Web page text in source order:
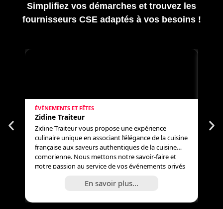
Simplifiez vos démarches et trouvez les
fournisseurs CSE adaptés à vos besoins !
ÉVÉNEMENTS ET FÊTES
Zidine Traiteur
Zidine Traiteur vous propose une expérience
culinaire unique en associant l’élégance de la cuisine
française aux saveurs authentiques de la cuisine
comorienne. Nous mettons notre savoir-faire et
notre passion au service de vos événements privés
moment gourmand, convivial et inoubliable.
familiales ou événements […]
...
En savoir plus...
Plus